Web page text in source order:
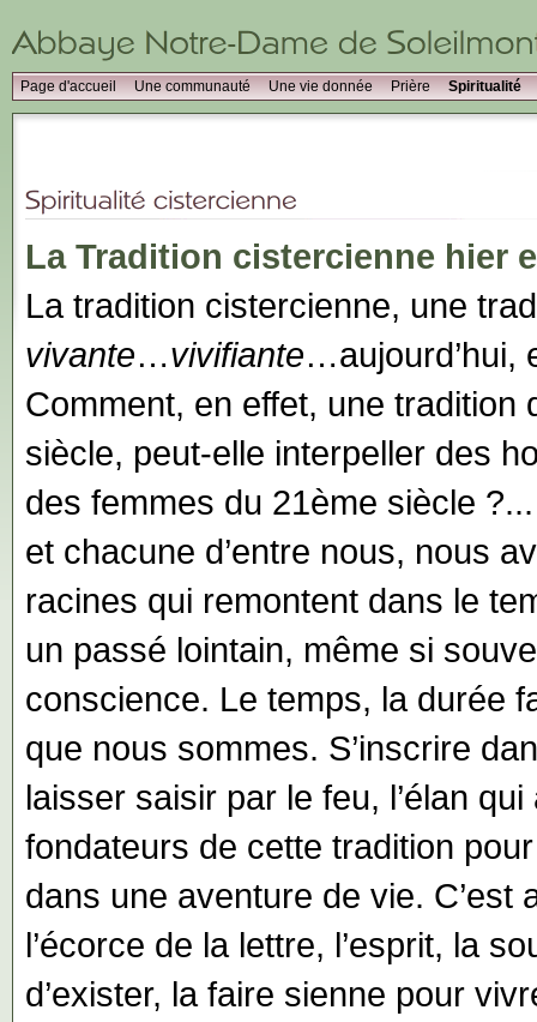
Page d'accueil Une communauté Une vie donnée Prière Spiritualité
La Tradition cistercienne hier
La tradition cistercienne, une
vivante…vivifiante…aujourd’hui,
Comment, en effet, une tradition
siècle, peut-elle interpeller des
des femmes du 21ème siècle
et chacune d’entre nous, nous
racines qui remontent dans le
un passé lointain, même si
conscience. Le temps, la durée
que nous sommes. S’inscrire
laisser saisir par le feu, l’élan
fondateurs de cette tradition
dans une aventure de vie. C’est
l’écorce de la lettre, l’esprit, la
d’exister, la faire sienne pour